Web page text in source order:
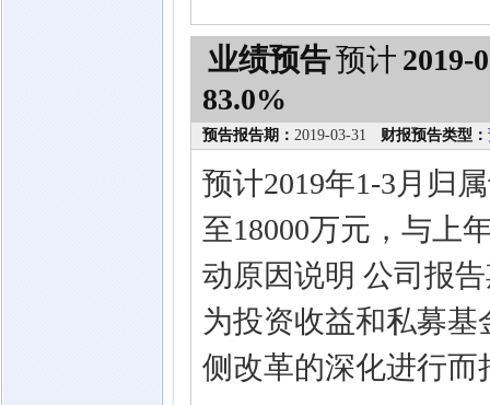
业绩预告预计 2019-
83.0%
预告报告期： 2019-03-31 财报预告类型：
预计2019年1-3月归
至18000万元，与上
动原因说明 公司报
为投资收益和私募
侧改革的深化进行而